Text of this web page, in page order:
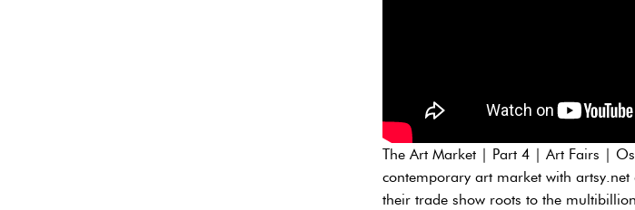
The Art Market | Part 4 | Art Fairs |
contemporary art market with
their trade show roots to the